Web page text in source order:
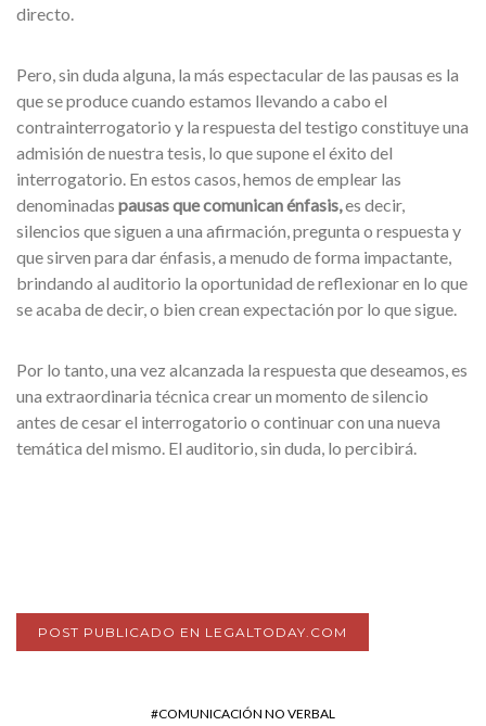
directo.
Pero, sin duda alguna, la más espectacular de las pausas es la
que se produce cuando estamos llevando a cabo el
contrainterrogatorio y la respuesta del testigo constituye una
admisión de nuestra tesis, lo que supone el éxito del
interrogatorio. En estos casos, hemos de emplear las
denominadas pausas que comunican énfasis,es decir,
silencios que siguen a una afirmación, pregunta o respuesta y
que sirven para dar énfasis, a menudo de forma impactante,
brindando al auditorio la oportunidad de reflexionar en lo que
se acaba de decir, o bien crean expectación por lo que sigue.
Por lo tanto, una vez alcanzada la respuesta que deseamos, es
una extraordinaria técnica crear un momento de silencio
antes de cesar el interrogatorio o continuar con una nueva
temática del mismo. El auditorio, sin duda, lo percibirá.
POST PUBLICADO EN LEGALTODAY.COM
COMUNICACIÓN NO VERBAL